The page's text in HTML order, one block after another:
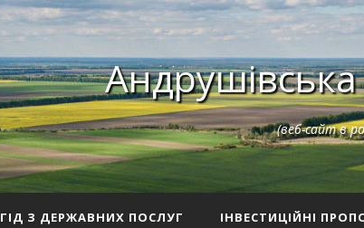
(веб-сайт в
ГІД З ДЕРЖАВНИХ ПОСЛУГ ІНВЕСТИЦІЙНІ